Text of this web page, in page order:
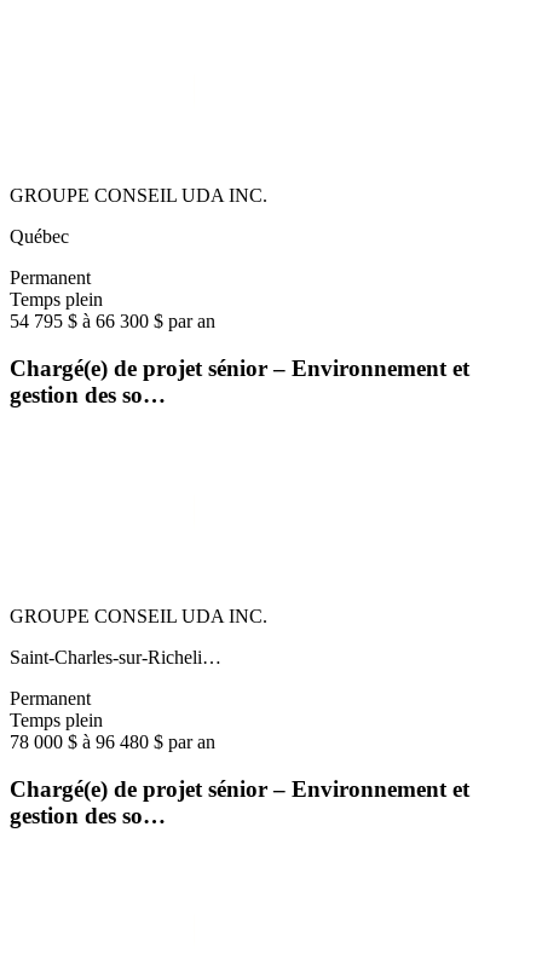
GROUPE CONSEIL UDA INC.
Québec
Permanent
Temps plein
54 795 $ à 66 300 $ par an
Chargé(e) de projet sénior – Environnement et
gestion des so…
GROUPE CONSEIL UDA INC.
Saint-Charles-sur-Richeli…
Permanent
Temps plein
78 000 $ à 96 480 $ par an
Chargé(e) de projet sénior – Environnement et
gestion des so…